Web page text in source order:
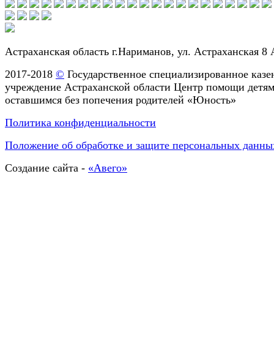
Астраханская область г.Нариманов, ул. Астраханская 8
2017-2018 © Государственное специализированное
учреждение Астраханской области Центр помощи
оставшимся без попечения родителей «Юность»
Политика конфиденциальности
Положение об обработке и защите персональных
Создание сайта - «Авего»